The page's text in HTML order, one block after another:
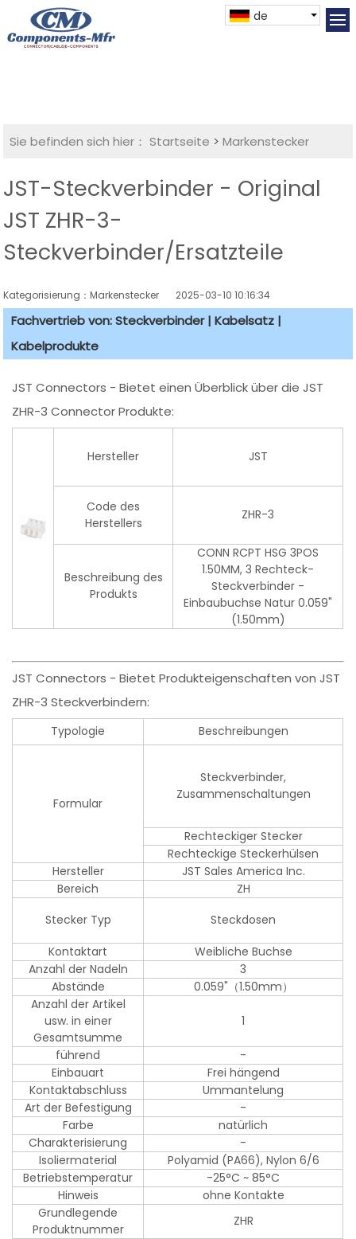
de
Sie befinden sich hier： Startseite >Markenstecker
JST-Steckverbinder - Original
JST ZHR-3-
Steckverbinder/Ersatzteile
Kategorisierung：Markenstecker 2025-03-10 10:16:34
Fachvertrieb von: Steckverbinder | Kabelsatz |
Kabelprodukte
JST Connectors - Bietet einen Überblick über die JST
ZHR-3 Connector Produkte:
Hersteller JST
Code des
Herstellers
ZHR-3
Beschreibung des
Produkts
CONN RCPT HSG 3POS
1.50MM, 3 Rechteck-
Steckverbinder -
Einbaubuchse Natur 0.059"
(1.50mm)
JST Connectors - Bietet Produkteigenschaften von JST
ZHR-3 Steckverbindern:
Typologie Beschreibungen
Formular
Steckverbinder,
Zusammenschaltungen
Rechteckiger Stecker
Rechteckige Steckerhülsen
Hersteller
JST Sales America Inc.
Bereich
ZH
Stecker Typ
Steckdosen
Kontaktart
Weibliche Buchse
Anzahl der Nadeln
3
Abstände
0.059"（1.50mm）
Anzahl der Artikel
usw. in einer
Gesamtsumme
1
führend
-
Einbauart
Frei hängend
Kontaktabschluss
Ummantelung
Art der Befestigung
-
Farbe
natürlich
Charakterisierung
-
Isoliermaterial
Polyamid (PA66), Nylon 6/6
Betriebstemperatur
-25°C ~ 85°C
Hinweis
ohne Kontakte
Grundlegende
Produktnummer
ZHR